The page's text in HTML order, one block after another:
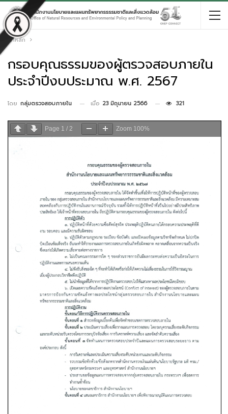
หน้าหลัก
กรอบคุณธรรมของผู้ตรวจสอบภายใน
ประจำปีงบประมาณ พ.ศ. 2567
โดย กลุ่มตรวจสอบภายใน เมื่อ 23 มิถุนายน 2566 321
Page 1 / 2 Zoom 100%